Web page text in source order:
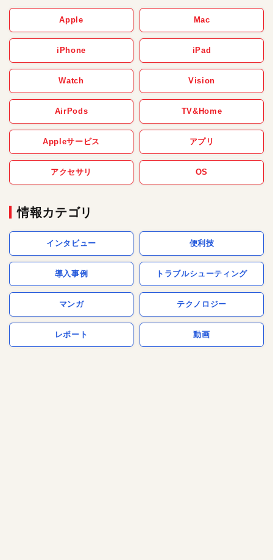
Apple Mac
iPhone iPad
Watch Vision
AirPods TV&Home
Appleサービス アプリ
アクセサリ OS
情報カテゴリ
インタビュー 便利技
導入事例 トラブルシューティング
マンガ テクノロジー
レポート 動画